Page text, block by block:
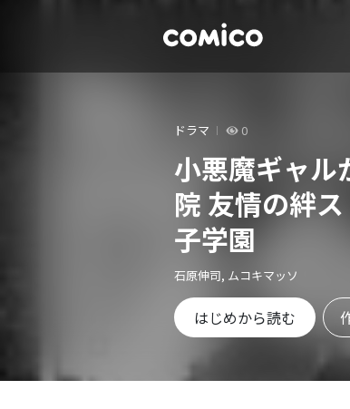
ドラマ 0
小悪魔ギャル
院 友情の絆
子学園
石原伸司, ムコキマッソ
はじめから読む